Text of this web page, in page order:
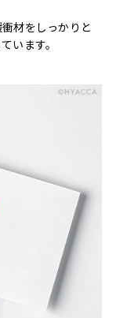
材をしっかりと
います。